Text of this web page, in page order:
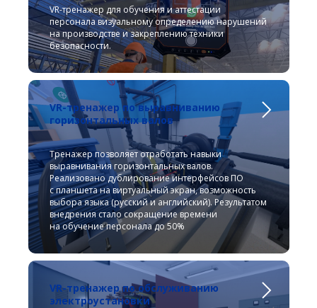
VR-тренажер для обучения и аттестации
персонала визуальному определению нарушений
на производстве и закреплению техники
безопасности.
VR-тренажер по выравниванию
горизонтальных валов
Тренажер позволяет отработать навыки
выравнивания горизонтальных валов.
Реализовано дублирование интерфейсов ПО
с планшета на виртуальный экран, возможность
выбора языка (русский и английский). Результатом
внедрения стало сокращение времени
на обучение персонала до 50%
VR-тренажер по обслуживанию
электроустановки